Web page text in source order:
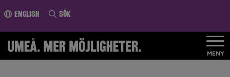
innehållet
English Sök
MENY